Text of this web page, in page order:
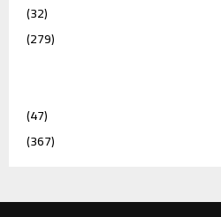
(32)
(279)
(47)
(367)